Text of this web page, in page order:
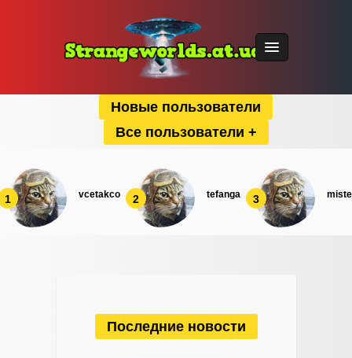
Новые пользователи
Все пользователи +
1 vcetakco 2 tefanga 3
Последние новости